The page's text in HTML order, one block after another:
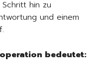
hin zu
und einem
bedeutet: